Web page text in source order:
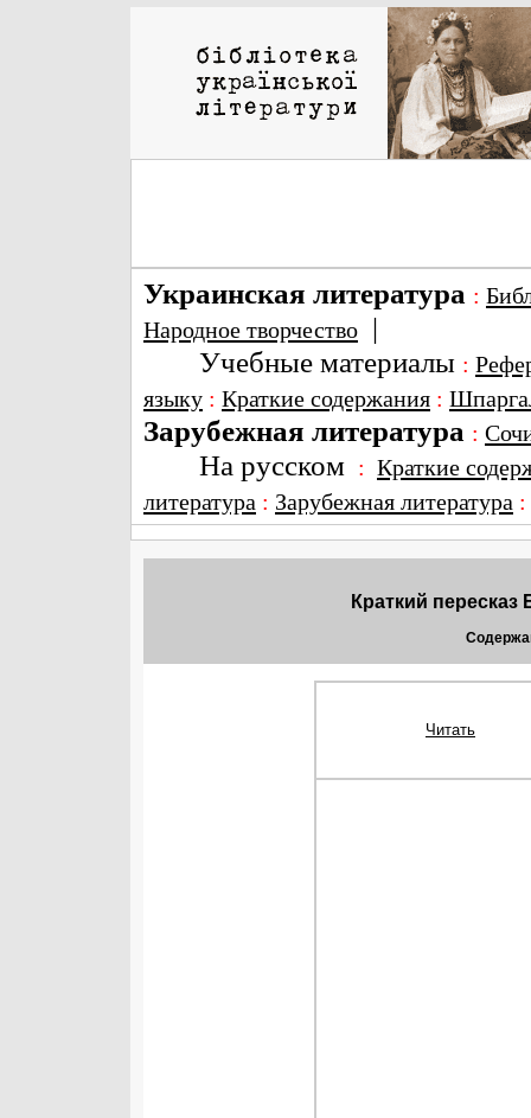
Украинская литература :
Народное творчество |
Учебные материалы :
языку : Краткие содержания :
Зарубежная литература :
На русском : Краткие
литература : Зарубежная литература
Краткий
Читать